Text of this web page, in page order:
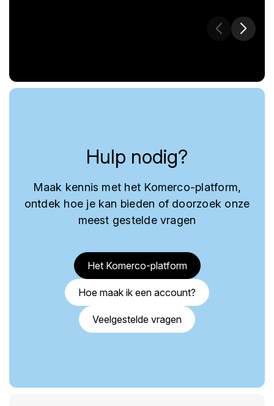
Hulp nodig?
Maak kennis met het Komerco-platform,
ontdek hoe je kan bieden of doorzoek onze
meest gestelde vragen
Het Komerco-platform
Hoe maak ik een account?
Veelgestelde vragen